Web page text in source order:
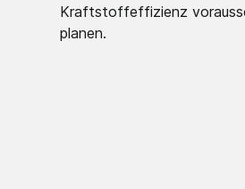
Kraftstoffeffizienz
planen.